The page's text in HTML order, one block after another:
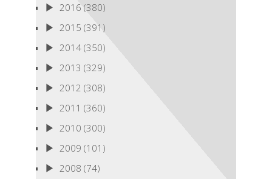
2016 (380)
2015 (391)
2014 (350)
2013 (329)
2012 (308)
2011 (360)
2010 (300)
2009 (101)
2008 (74)